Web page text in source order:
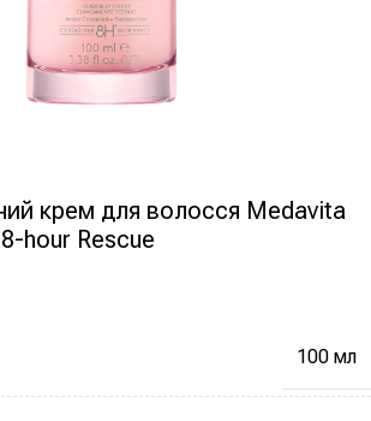
крем для волосся Medavita
hour Rescue
100 мл